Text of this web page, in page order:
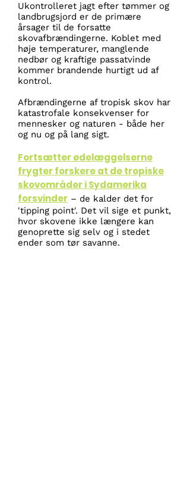
Ukontrolleret jagt efter tømmer og
landbrugsjord er de primære
årsager til de forsatte
skovafbrændingerne. Koblet med
høje temperaturer, manglende
nedbør og kraftige passatvinde
kommer brandende hurtigt ud af
kontrol.
Afbrændingerne af tropisk skov har
katastrofale konsekvenser for
mennesker og naturen - både her
og nu og på lang sigt.
Fortsætter ødelæggelserne
frygter forskere at de tropiske
skovområder i Sydamerika
forsvinder – de kalder det for
'tipping point'. Det vil sige et punkt,
hvor skovene ikke længere kan
genoprette sig selv og i stedet
ender som tør savanne.